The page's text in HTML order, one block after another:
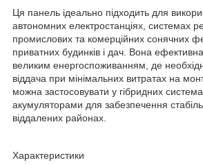
Ця панель ідеально підходить для
автономних електростанціях, системах
промислових та комерційних сонячних
приватних будинків і дач. Вона
великим енергоспоживанням, де
віддача при мінімальних витратах на
можна застосовувати у гібридних
акумуляторами для забезпечення
віддалених районах.
Характеристики